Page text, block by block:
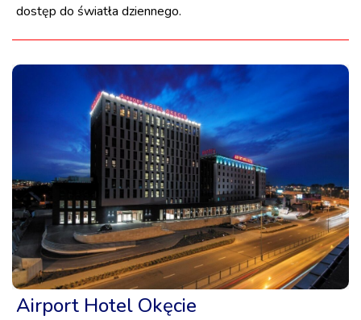
dostęp do światła dziennego.
Airport Hotel Okęcie